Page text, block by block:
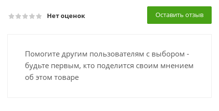
Нет оценок Оставить отзыв
Помогите другим пользователям с выбором -
будьте первым, кто поделится своим мнением
об этом товаре